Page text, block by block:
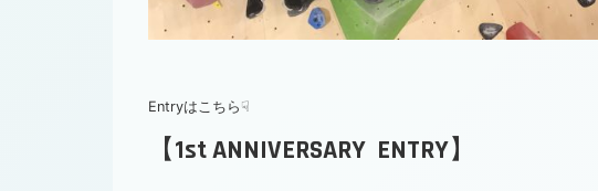
Entryはこちら☟
【1st ANNIVERSARY ENTRY】